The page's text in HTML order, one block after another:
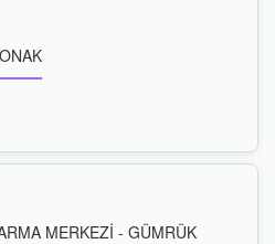
MERKEZİ - GÜMRÜK